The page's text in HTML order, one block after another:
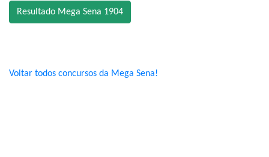
Resultado Mega Sena 1904
Voltar todos concursos da Mega Sena!